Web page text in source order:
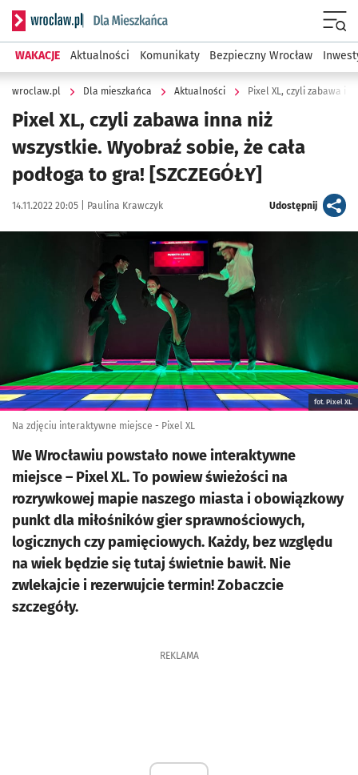
Serwis informacyjny wroclaw.pl podserwis: Dla mieszkańca
WAKACJE Aktualności Komunikaty Bezpieczny Wrocław
wroclaw.pl Dla mieszkańca Aktualności
Pixel XL, czyli zabawa inna niż
wszystkie. Wyobraź sobie, że cała
podłoga to gra! [SZCZEGÓŁY]
Data publikacji:
14.11.2022 20:05 | Autor:
Paulina Krawczyk Udostępnijartykuł
Kliknij, aby powiększyć
fot. Pixel XL
Na zdjęciu interaktywne miejsce - Pixel XL
We Wrocławiu powstało nowe interaktywne
miejsce – Pixel XL. To powiew świeżości na
rozrywkowej mapie naszego miasta i obowiązkowy
punkt dla miłośników gier sprawnościowych,
logicznych czy pamięciowych. Każdy, bez względu
na wiek będzie się tutaj świetnie bawił. Nie
zwlekajcie i rezerwujcie termin! Zobaczcie
szczegóły.
REKLAMA